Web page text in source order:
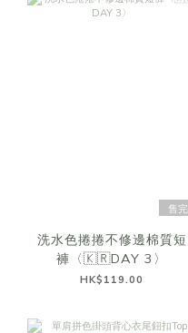
售完
洗水色捲捲不修邊棉質短
褲〈🇰🇷DAY 3〉
HK$119.00